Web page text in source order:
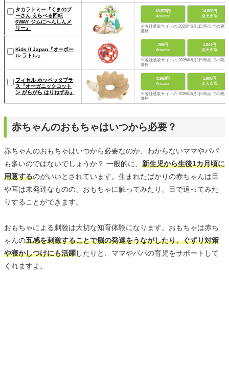
タカラトミー『くまのプ
ーさん えらべる回転
6WAY ジムにへんしんメ
リー』
13,573円
Amazon
14,800円
楽天市場
※各社通販サイトの 2026年6月1日時点 での税込
価格
Kids II Japan『オーボー
ル ラトル』
759円
Amazon
1,044円
楽天市場
※各社通販サイトの 2026年6月1日時点 での税込
価格
フィセル ホッペッタプラ
ス『オーガニックコット
ン がらがら はりねずみ』
1,968円
Amazon
1,980円
楽天市場
※各社通販サイトの 2026年6月1日時点 での税込
価格
赤ちゃんのおもちゃはいつから必要？
赤ちゃんのおもちゃはいつから必要なのか、わからないママやパパ
も多いのではないでしょうか？ 一般的に、 新生児から生後1カ月頃に
用意するのがいいとされています。生まれたばかりの赤ちゃんは目
や耳は未発達なものの、おもちゃに触ってみたり、目で追ってみた
りすることができます。
おもちゃによる刺激は大切な知育体験になります。おもちゃは赤ち
ゃんの五感を刺激することで脳の発達をうながしたり、ぐずり対策
や寝かしつけにも活躍したりと、ママやパパの育児をサポートして
くれますよ。